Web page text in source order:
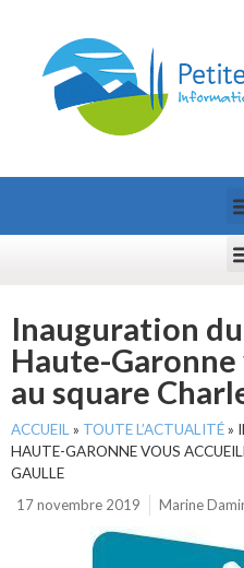
Inauguration
Haute-Garonne
au square
ACCUEIL » TOUTE L’ACTUALITÉ»
HAUTE-GARONNE VOUS
GAULLE
17 novembre 2019
Marine